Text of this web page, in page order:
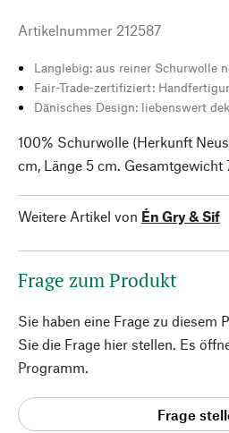
Artikelnummer 212587
Langlebig: aus reiner Schurwolle
Fair-Trade-zertifiziert:
Dänisches Design: liebenswert
100% Schurwolle (Herkunft
cm, Länge 5 cm. Gesamtgewicht
Weitere Artikel von Én Gry & Sif
Frage zum Produkt
Sie haben eine Frage zu diesem
Sie die Frage hier stellen. Es
Programm.
Frage